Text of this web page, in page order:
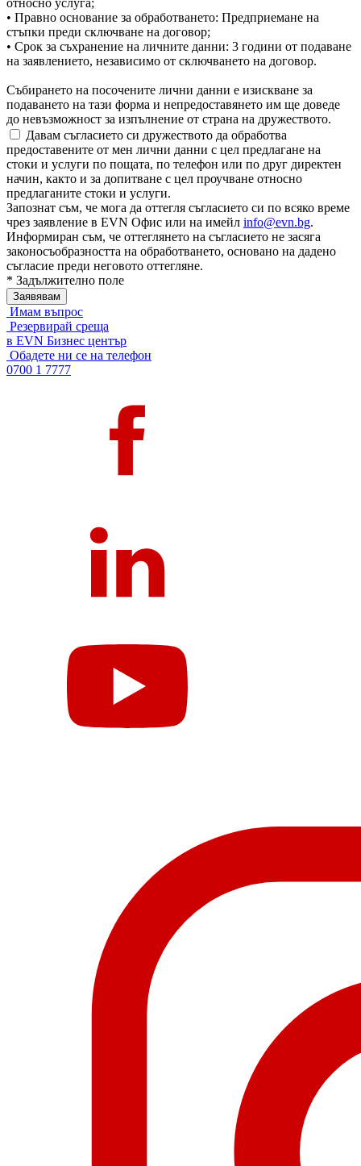
относно услуга;
• Правно основание за обработването: Предприемане на
стъпки преди сключване на договор;
• Срок за съхранение на личните данни: 3 години от подаване
на заявлението, независимо от сключването на договор.
Събирането на посочените лични данни е изискване за
подаването на тази форма и непредоставянето им ще доведе
до невъзможност за изпълнение от страна на дружеството.
Давам съгласието си дружеството да обработва
предоставените от мен лични данни с цел предлагане на
стоки и услуги по пощата, по телефон или по друг директен
начин, както и за допитване с цел проучване относно
предлаганите стоки и услуги.
Запознат съм, че мога да оттегля съгласието си по всяко време
чрез заявление в EVN Офис или на имейл info@evn.bg.
Информиран съм, че оттеглянето на съгласието не засяга
законосъобразността на обработването, основано на дадено
съгласие преди неговото оттегляне.
* Задължително поле
Имам въпрос
Резервирай среща
в EVN Бизнес център
Обадете ни се на телефон
0700 1 7777